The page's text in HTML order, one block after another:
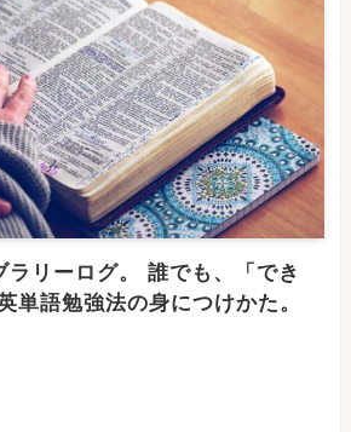
ラリーログ。 誰でも、「でき
単語勉強法の身につけかた。